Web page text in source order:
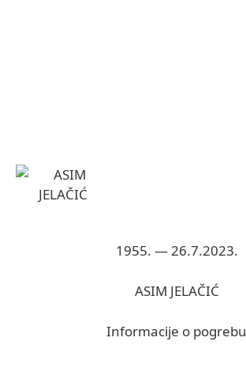
1955. — 26.7.2023.
ASIM JELAČIĆ
Informacije o pogrebu